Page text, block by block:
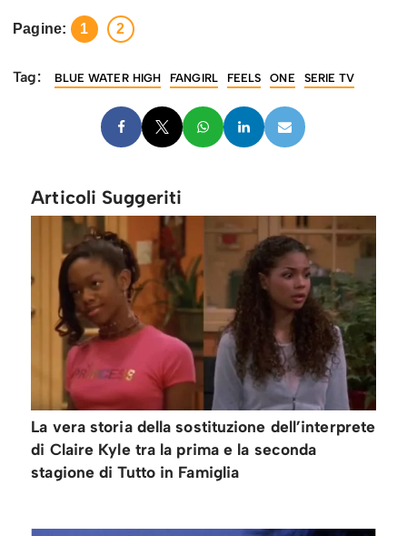
Pagine: 1 2
Tag: BLUE WATER HIGH FANGIRL FEELS ONE SERIE TV
Articoli Suggeriti
La vera storia della sostituzione dell’interprete
di Claire Kyle tra la prima e la seconda
stagione di Tutto in Famiglia